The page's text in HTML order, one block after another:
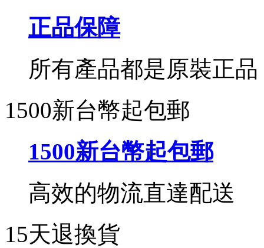
正品保障
所有產品都是原裝正品
1500新台幣起包郵
1500新台幣起包郵
高效的物流直達配送
15天退換貨